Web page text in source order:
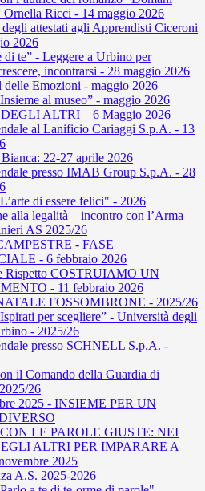
Ornella Ricci - 14 maggio 2026
degli attestati agli Apprendisti Ciceroni
2026
di te” - Leggere a Urbino per
incontrarsi - 28 maggio 2026
Emozioni - maggio 2026
al museo” - maggio 2026
ALTRI – 6 Maggio 2026
al Lanificio Cariaggi S.p.A. - 13
Bianca: 22-27 aprile 2026
presso IMAB Group S.p.A. - 28
di essere felici" - 2026
alla legalità – incontro con l’Arma
AS 2025/26
- FASE
- 6 febbraio 2026
Rispetto COSTRUIAMO UN
- 11 febbraio 2026
FOSSOMBRONE - 2025/26
per scegliere” - Università degli
- 2025/26
presso SCHNELL S.p.A. -
il Comando della Guardia di
26
2025 - INSIEME PER UN
LE PAROLE GIUSTE: NEI
ALTRI PER IMPARARE A
2025
A.S. 2025-2026